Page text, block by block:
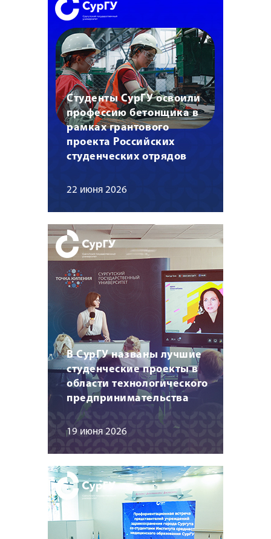
Студенты СурГУ освоили
профессию бетонщика в
рамках грантового
проекта Российских
студенческих отрядов
22 июня 2026
В СурГУ названы лучшие
студенческие проекты в
области технологического
предпринимательства
19 июня 2026